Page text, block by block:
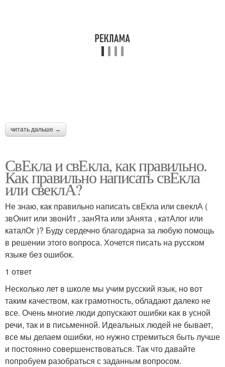
читать дальше →
СвЕкла и свЕкла, как правильно.
Как правильно написать свЕкла
или свеклА?
Не знаю, как правильно написать свЕкла или свеклА (
звОнит или звонИт , занЯта или зАнята , катАлог или
каталОг )? Буду сердечно благодарна за любую помощь
в решении этого вопроса. Хочется писать на русском
языке без ошибок.
1 ответ
Несколько лет в школе мы учим русский язык, но вот
таким качеством, как грамотность, обладают далеко не
все. Очень многие люди допускают ошибки как в усной
речи, так и в письменной. Идеальных людей не бывает,
все мы делаем ошибки, но нужно стремиться быть лучше
и постоянно совершенствоваться. Так что давайте
попробуем разобраться с заданным вопросом.